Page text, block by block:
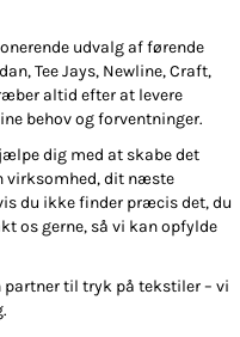
udvalg af førende
Tee Jays, Newline, Craft,
altid efter at levere
behov og forventninger.
dig med at skabe det
virksomhed, dit næste
du ikke finder præcis det, du
os gerne, så vi kan opfylde
til tryk på tekstiler – vi